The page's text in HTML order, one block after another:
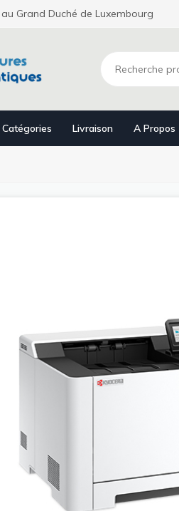
Grand Duché de Luxembourg
Catégories Livraison A Propos